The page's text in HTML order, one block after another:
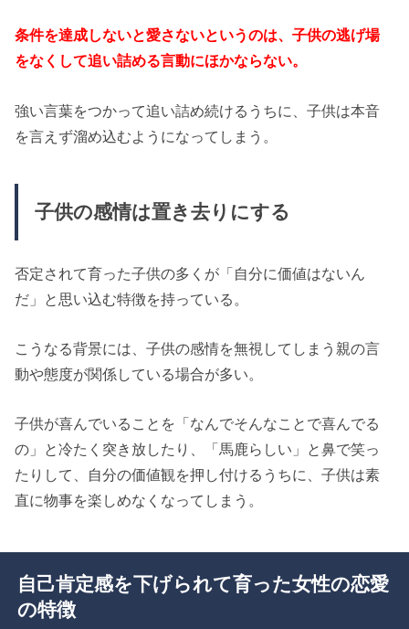
条件を達成しないと愛さないというのは、子供の逃げ場
をなくして追い詰める言動にほかならない。
強い言葉をつかって追い詰め続けるうちに、子供は本音
を言えず溜め込むようになってしまう。
子供の感情は置き去りにする
否定されて育った子供の多くが「自分に価値はないん
だ」と思い込む特徴を持っている。
こうなる背景には、子供の感情を無視してしまう親の言
動や態度が関係している場合が多い。
子供が喜んでいることを「なんでそんなことで喜んでる
の」と冷たく突き放したり、「馬鹿らしい」と鼻で笑っ
たりして、自分の価値観を押し付けるうちに、子供は素
直に物事を楽しめなくなってしまう。
自己肯定感を下げられて育った女性の恋愛
の特徴